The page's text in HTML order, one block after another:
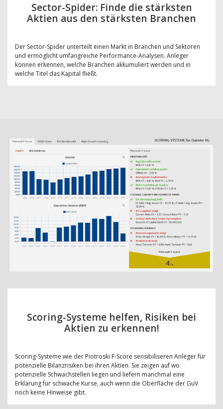
Sector-Spider: Finde die stärksten
Aktien aus den stärksten Branchen
Der Sector-Spider unterteilt einen Markt in Branchen und Sektoren
und ermöglicht umfangreiche Performance-Analysen. Anleger
können erkennen, welche Branchen akkumuliert werden und in
welche Titel das Kapital fließt.
Scoring-Systeme helfen, Risiken bei
Aktien zu erkennen!
Scoring-Systeme wie der Piotroski F-Score sensibiliseren Anleger für
potenzielle Bilanzrisiken bei ihren Aktien. Sie zeigen auf wo
potenzielle Schwachstellen liegen und liefern manchmal eine
Erklärung für schwache Kurse, auch wenn die Oberfläche der GuV
noch keine Hinweise gibt.